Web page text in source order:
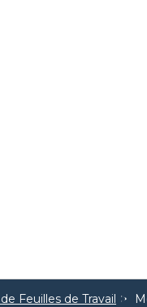
Feuilles de Travail